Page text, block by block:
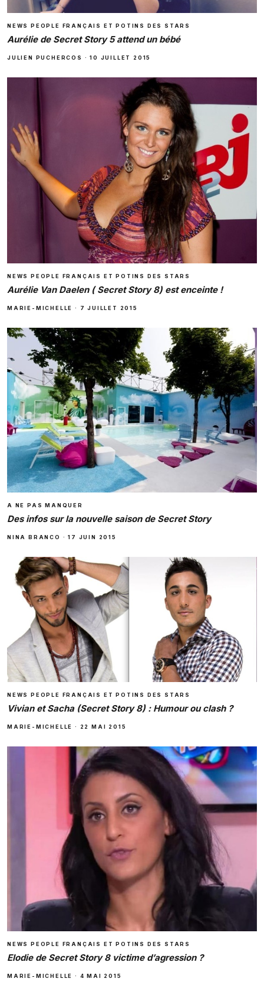
NEWS PEOPLE FRANÇAIS ET POTINS DES STARS
Aurélie de Secret Story 5 attend un bébé
JULIEN PUCHERCOS ·10 JUILLET 2015
NEWS PEOPLE FRANÇAIS ET POTINS DES STARS
Aurélie Van Daelen ( Secret Story 8) est enceinte !
MARIE-MICHELLE · 7 JUILLET 2015
A NE PAS MANQUER
Des infos sur la nouvelle saison de Secret Story
NINA BRANCO ·17 JUIN 2015
NEWS PEOPLE FRANÇAIS ET POTINS DES STARS
Vivian et Sacha (Secret Story 8) : Humour ou clash ?
MARIE-MICHELLE · 22 MAI 2015
NEWS PEOPLE FRANÇAIS ET POTINS DES STARS
Elodie de Secret Story 8 victime d’agression ?
MARIE-MICHELLE · 4 MAI 2015